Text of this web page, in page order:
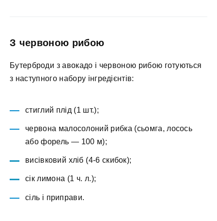
З червоною рибою
Бутерброди з авокадо і червоною рибою готуються
з наступного набору інгредієнтів:
стиглий плід (1 шт.);
червона малосолоний рибка (сьомга, лосось
або форель — 100 м);
висівковий хліб (4-6 скибок);
сік лимона (1 ч. л.);
сіль і приправи.